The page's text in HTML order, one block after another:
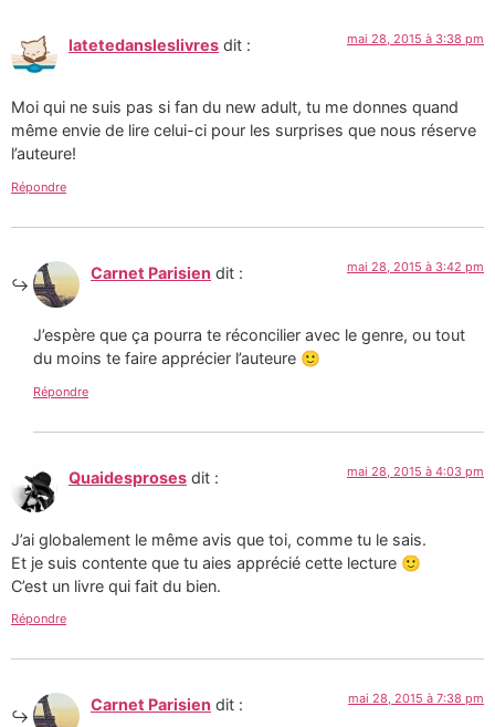
latetedansleslivres dit : mai 28, 2015 à 3:38 pm
Moi qui ne suis pas si fan du new adult, tu me donnes quand
même envie de lire celui-ci pour les surprises que nous réserve
l’auteure!
Répondre
Carnet Parisien dit : mai 28, 2015 à 3:42 pm
J’espère que ça pourra te réconcilier avec le genre, ou tout
du moins te faire apprécier l’auteure 🙂
Répondre
Quaidesproses dit : mai 28, 2015 à 4:03 pm
J’ai globalement le même avis que toi, comme tu le sais.
Et je suis contente que tu aies apprécié cette lecture 🙂
C’est un livre qui fait du bien.
Répondre
Carnet Parisien dit : mai 28, 2015 à 7:38 pm